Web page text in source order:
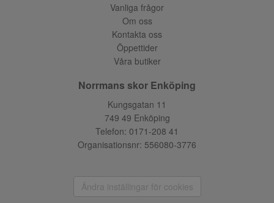
Vanliga frågor
Om oss
Kontakta oss
Öppettider
Våra butiker
Norrmans skor Enköping
Kungsgatan 11
749 49 Enköping
Telefon: 0171-208 41
Organisationsnr: 556080-3776
Ändra inställingar för cookies